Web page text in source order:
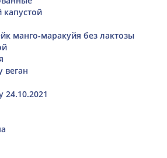
капустой
манго-маракуйя без лактозы
веган